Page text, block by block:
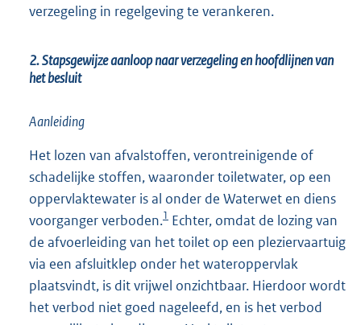
verzegeling in regelgeving te verankeren.
2. Stapsgewijze aanloop naar verzegeling en hoofdlijnen van
het besluit
Aanleiding
Het lozen van afvalstoffen, verontreinigende of
schadelijke stoffen, waaronder toiletwater, op een
oppervlaktewater is al onder de Waterwet en diens
voorganger verboden.1 Echter, omdat de lozing van
de afvoerleiding van het toilet op een pleziervaartuig
via een afsluitklep onder het wateroppervlak
plaatsvindt, is dit vrijwel onzichtbaar. Hierdoor wordt
het verbod niet goed nageleefd, en is het verbod